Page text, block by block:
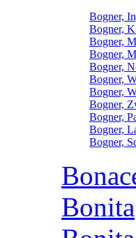
Bogner,
Bogner,
Bogner,
Bogner,
Bogner,
Bogner,
Bogner,
Bogner,
Bogner,
Bogner,
Bogner,
Bonita